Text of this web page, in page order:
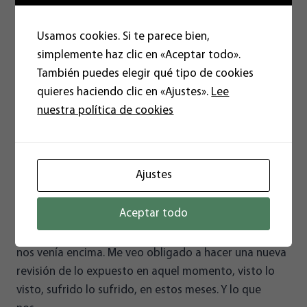
#soterraMIENTO v2.0
Hace un par de años publiqué en los medios un
artículo titulado #soterraMIENTO, una primera
nos venía encima. Me veo obligado a hacer una nueva
revisión de lo expuesto en aquel momento, visto lo
visto, sufrido lo sufrido, en estos meses. Y lo que
Usamos cookies. Si te parece bien,
simplemente haz clic en «Aceptar todo».
También puedes elegir qué tipo de cookies
quieres haciendo clic en «Ajustes». Lee
nuestra política de cookies
Ajustes
Aceptar todo